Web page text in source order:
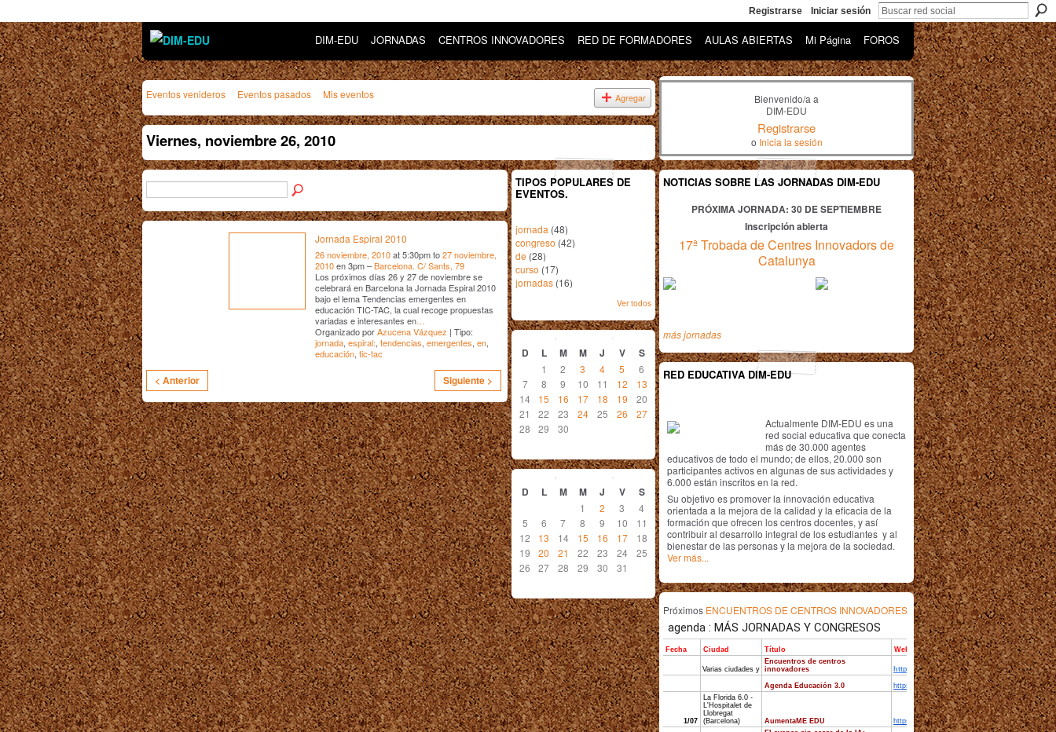
Registrarse Iniciar sesión
DIM-EDU JORNADAS CENTROS INNOVADORES RED DE FORMADORES AULAS ABIERTAS Mi Página FOROS
Eventos venideros Eventos pasados Mis eventos Agregar
Viernes, noviembre 26, 2010
Jornada Espiral 2010
26 noviembre, 2010at 5:30pm to27 noviembre,
2010en 3pm –Barcelona. C/ Sants, 79
Los próximos días 26 y 27 de noviembre se
celebrará en Barcelona la Jornada Espiral 2010
bajo el lema Tendencias emergentes en
educación TIC-TAC, la cual recoge propuestas
variadas e interesantes en …
Organizado porAzucena Vázquez | Tipo:
jornada, espiral:, tendencias, emergentes, en,
educación, tic-tac
< Anterior Siguiente >
TIPOS POPULARES DE
EVENTOS.
jornada (48)
congreso (42)
de (28)
curso (17)
jornadas (16)
Ver todos
noviembre 2010
D L M M J V S
1 2 3 4 5
6
7
8 9 10 11 12
13
14
15 16 17 18 19
20
21
22 23 24 25 26
27
28
29 30
diciembre 2010
D L M M J V S
1 2 3
4
5
6 7 8 9 10
11
12
13 14 15 16 17
18
19
20 21 22 23 24
25
26
27 28 29 30 31
Bienvenido/a a
DIM-EDU
Registrarse
o Inicia la sesión
NOTICIAS SOBRE LAS JORNADAS DIM-EDU
PRÓXIMA JORNADA: 30 DE SEPTIEMBRE
Inscripción abierta
17ª Trobada de Centres Innovadors de
Catalunya
más jornadas
RED EDUCATIVA DIM-EDU
Actualmente DIM-EDU es una
red social educativa que conecta
más de 30.000 agentes
educativos de todo el mundo; de ellos, 20.000 son
participantes activos en algunas de sus actividades y
6.000 están inscritos en la red.
Su objetivo es promover la innovación educativa
orientada a la mejora de la calidad y la eficacia de la
formación que ofrecen los centros docentes, y así
contribuir al desarrollo integral de los estudiantes y al
bienestar de las personas y la mejora de la sociedad.
Ver más...
Próximos ENCUENTROS DE CENTROS INNOVADORES